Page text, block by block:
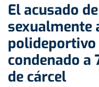
El acusado
sexualmente
polideportivo
condenado a
de cárcel